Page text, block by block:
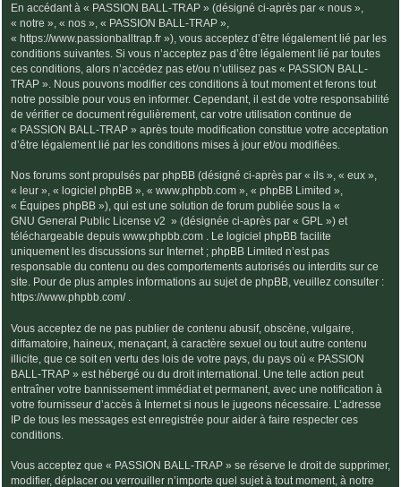
En accédant à « PASSION BALL-TRAP » (désigné ci-après par « nous »,
« notre », « nos », « PASSION BALL-TRAP »,
« https://www.passionballtrap.fr »), vous acceptez d’être légalement lié par les
conditions suivantes. Si vous n’acceptez pas d’être légalement lié par toutes
ces conditions, alors n’accédez pas et/ou n’utilisez pas « PASSION BALL-
TRAP ». Nous pouvons modifier ces conditions à tout moment et ferons tout
notre possible pour vous en informer. Cependant, il est de votre responsabilité
de vérifier ce document régulièrement, car votre utilisation continue de
« PASSION BALL-TRAP » après toute modification constitue votre acceptation
d’être légalement lié par les conditions mises à jour et/ou modifiées.
Nos forums sont propulsés par phpBB (désigné ci-après par « ils », « eux »,
« leur », « logiciel phpBB », « www.phpbb.com », « phpBB Limited »,
« Équipes phpBB »), qui est une solution de forum publiée sous la «
GNU General Public License v2 » (désignée ci-après par « GPL ») et
téléchargeable depuis www.phpbb.com . Le logiciel phpBB facilite
uniquement les discussions sur Internet ; phpBB Limited n’est pas
responsable du contenu ou des comportements autorisés ou interdits sur ce
site. Pour de plus amples informations au sujet de phpBB, veuillez consulter :
https://www.phpbb.com/ .
Vous acceptez de ne pas publier de contenu abusif, obscène, vulgaire,
diffamatoire, haineux, menaçant, à caractère sexuel ou tout autre contenu
illicite, que ce soit en vertu des lois de votre pays, du pays où « PASSION
BALL-TRAP » est hébergé ou du droit international. Une telle action peut
entraîner votre bannissement immédiat et permanent, avec une notification à
votre fournisseur d’accès à Internet si nous le jugeons nécessaire. L’adresse
IP de tous les messages est enregistrée pour aider à faire respecter ces
conditions.
Vous acceptez que « PASSION BALL-TRAP » se réserve le droit de supprimer,
modifier, déplacer ou verrouiller n’importe quel sujet à tout moment, à notre